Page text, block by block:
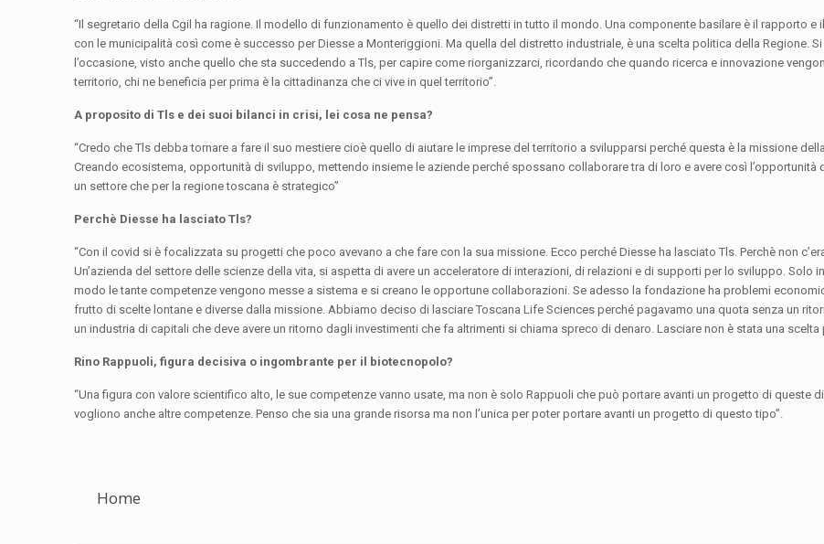
“Il segretario della Cgil ha ragione. Il modello di funzionamento è quello dei distretti in tutto il mondo. Una componente basilare è il rapporto e
con le municipalità così come è successo per Diesse a Monteriggioni. Ma quella del distretto industriale, è una scelta politica della Regione. Si
l’occasione, visto anche quello che sta succedendo a Tls, per capire come riorganizzarci, ricordando che quando ricerca e innovazione
territorio, chi ne beneficia per prima è la cittadinanza che ci vive in quel territorio”.
A proposito di Tls e dei suoi bilanci in crisi, lei cosa ne pensa?
“Credo che Tls debba tornare a fare il suo mestiere cioè quello di aiutare le imprese del territorio a svilupparsi perché questa è la missione
Creando ecosistema, opportunità di sviluppo, mettendo insieme le aziende perché spossano collaborare tra di loro e avere così l’opportunità
un settore che per la regione toscana è strategico”
Perchè Diesse ha lasciato Tls?
“Con il covid si è focalizzata su progetti che poco avevano a che fare con la sua missione. Ecco perché Diesse ha lasciato Tls. Perchè non
Un’azienda del settore delle scienze della vita, si aspetta di avere un acceleratore di interazioni, di relazioni e di supporti per lo sviluppo. Solo
modo le tante competenze vengono messe a sistema e si creano le opportune collaborazioni. Se adesso la fondazione ha problemi
frutto di scelte lontane e diverse dalla missione. Abbiamo deciso di lasciare Toscana Life Sciences perché pagavamo una quota senza un
un industria di capitali che deve avere un ritorno dagli investimenti che fa altrimenti si chiama spreco di denaro. Lasciare non è stata una scelta
Rino Rappuoli, figura decisiva o ingombrante per il biotecnopolo?
“Una figura con valore scientifico alto, le sue competenze vanno usate, ma non è solo Rappuoli che può portare avanti un progetto di queste
vogliono anche altre competenze. Penso che sia una grande risorsa ma non l’unica per poter portare avanti un progetto di questo tipo”.
Home